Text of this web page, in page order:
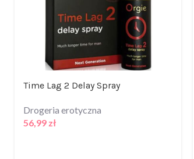
Time Lag 2 Delay Spray
Drogeria erotyczna
56,99 zł